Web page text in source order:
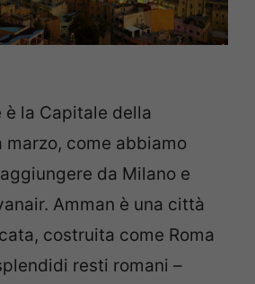
è la Capitale della
marzo, come abbiamo
da Milano e
Amman è una città
costruita come Roma
resti romani –